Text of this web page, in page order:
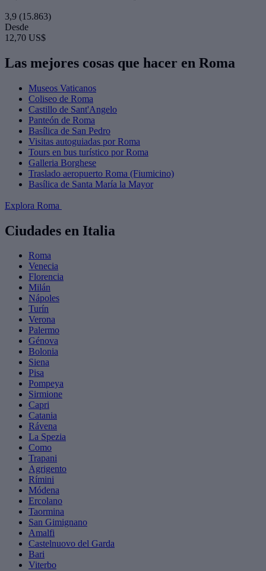
3,9 (15.863)
Desde
12,70 US$
Las mejores cosas que hacer en Roma
Museos Vaticanos
Coliseo de Roma
Castillo de Sant'Angelo
Panteón de Roma
Basílica de San Pedro
Visitas autoguiadas por Roma
Tours en bus turístico por Roma
Galleria Borghese
Traslado aeropuerto Roma (Fiumicino)
Basílica de Santa María la Mayor
Explora Roma
Ciudades en Italia
Roma
Venecia
Florencia
Milán
Nápoles
Turín
Verona
Palermo
Génova
Bolonia
Siena
Pisa
Pompeya
Sirmione
Capri
Catania
Rávena
La Spezia
Como
Trapani
Agrigento
Rímini
Módena
Ercolano
Taormina
San Gimignano
Amalfi
Castelnuovo del Garda
Bari
Viterbo